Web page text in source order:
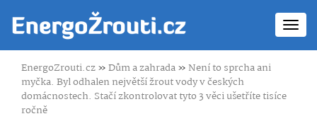
EnergoZrouti.cz»Dům a zahrada»Není to sprcha ani
myčka. Byl odhalen největší žrout vody v českých
domácnostech. Stačí zkontrolovat tyto 3 věci ušetříte tisíce
ročně